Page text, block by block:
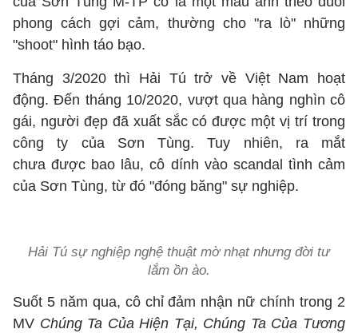
phong cách gợi cảm, thường cho "ra lò" những
"shoot" hình táo bạo.
Tháng 3/2020 thì Hải Tú trở về Việt Nam hoạt
động. Đến tháng 10/2020, vượt qua hàng nghìn cô
gái, người đẹp đã xuất sắc có được một vị trí trong
công ty của Sơn Tùng. Tuy nhiên, ra mắt
chưa được bao lâu, cô dính vào scandal tình cảm
của Sơn Tùng, từ đó "đóng băng" sự nghiệp.
Hải Tú sự nghiệp nghệ thuật mờ nhạt nhưng đời tư
lắm ồn ào.
Suốt 5 năm qua, cô chỉ đảm nhận nữ chính trong 2
MV Chúng Ta Của Hiện Tại, Chúng Ta Của Tương